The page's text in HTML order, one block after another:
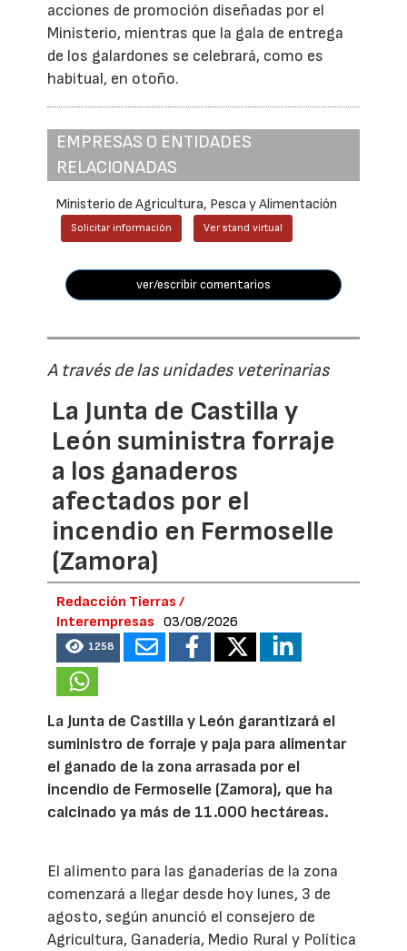
acciones de promoción diseñadas por el
Ministerio, mientras que la gala de entrega
de los galardones se celebrará, como es
habitual, en otoño.
EMPRESAS O ENTIDADES
RELACIONADAS
Ministerio de Agricultura, Pesca y Alimentación
Solicitar información Ver stand virtual
ver/escribir comentarios
A través de las unidades veterinarias
La Junta de Castilla y
León suministra forraje
a los ganaderos
afectados por el
incendio en Fermoselle
(Zamora)
Redacción Tierras /
Interempresas
03/08/2026
1258
La Junta de Castilla y León garantizará el
suministro de forraje y paja para alimentar
el ganado de la zona arrasada por el
incendio de Fermoselle (Zamora), que ha
calcinado ya más de 11.000 hectáreas.
El alimento para las ganaderías de la zona
comenzará a llegar desde hoy lunes, 3 de
agosto, según anunció el consejero de
Agricultura, Ganadería, Medio Rural y Política